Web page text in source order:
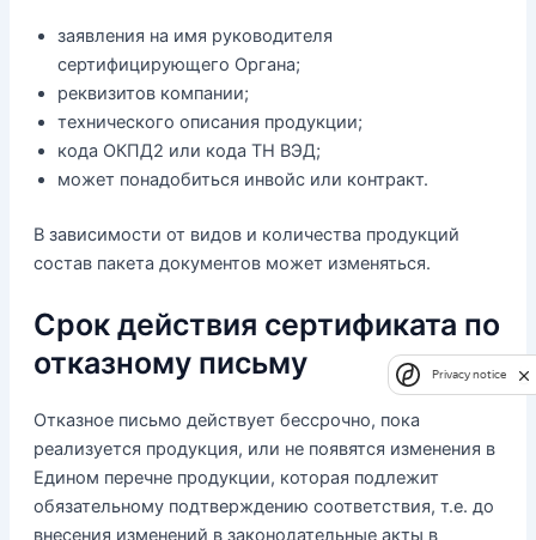
заявления на имя руководителя
сертифицирующего Органа;
реквизитов компании;
технического описания продукции;
кода ОКПД2 или кода ТН ВЭД;
может понадобиться инвойс или контракт.
В зависимости от видов и количества продукций
состав пакета документов может изменяться.
Срок действия сертификата по
отказному письму
Отказное письмо действует бессрочно, пока
реализуется продукция, или не появятся изменения в
Едином перечне продукции, которая подлежит
обязательному подтверждению соответствия, т.е. до
внесения изменений в законодательные акты в
Privacy notice